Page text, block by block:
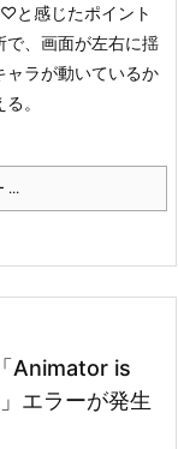
と感じたポイント
で、画面が左右に揺
ャラが動いているか
。
...
Animator is
エラーが発生